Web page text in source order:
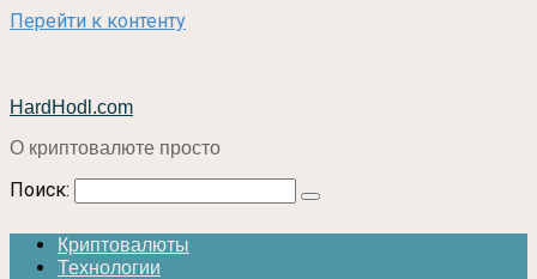
Перейти к контенту
HardHodl.com
О криптовалюте просто
Поиск:
Криптовалюты
Технологии